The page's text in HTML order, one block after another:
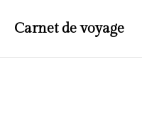
Carnet de voyage